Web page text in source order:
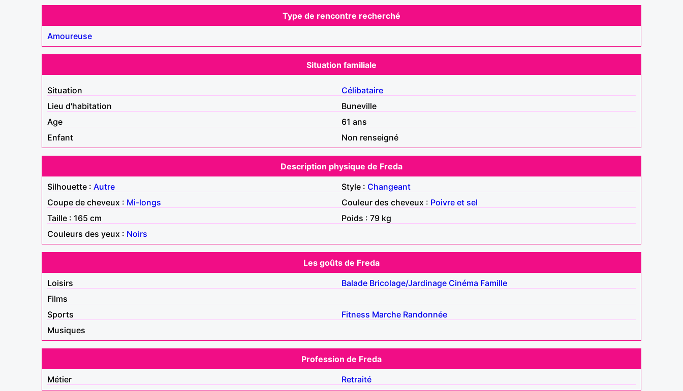
Type de rencontre recherché
Amoureuse
Situation familiale
Situation
Célibataire
Lieu d'habitation
Buneville
Age
61 ans
Enfant
Non renseigné
Description physique de Freda
Silhouette : Autre Style : Changeant
Coupe de cheveux : Mi-longs Couleur des cheveux : Poivre et sel
Taille : 165 cm
Poids : 79 kg
Couleurs des yeux : Noirs
Les goûts de Freda
Loisirs
Balade Bricolage/Jardinage Cinéma Famille
Films
Sports
Fitness Marche Randonnée
Musiques
Profession de Freda
Métier
Retraité